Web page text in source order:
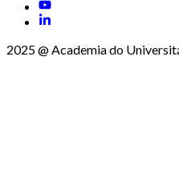
2025 @ Academia do